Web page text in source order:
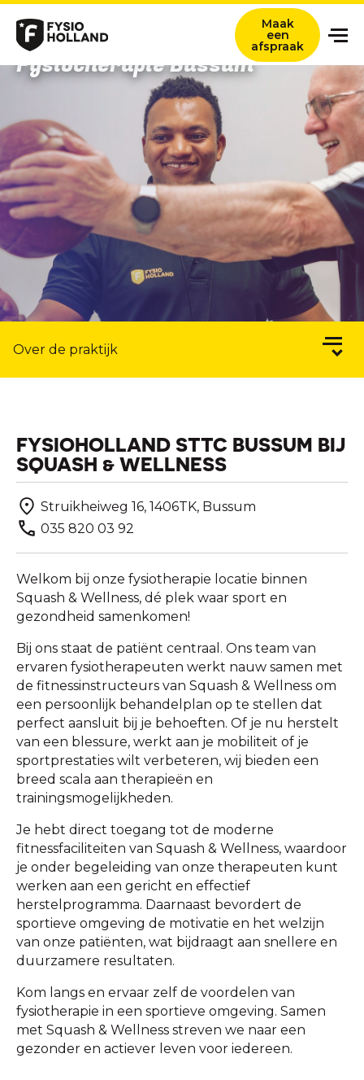
Onze zorg
Locaties
Nieuws en ervaringsverhalen
Over ons
Werken bij
Contact
Verwijzers
Zoeken titel
Maak
een
afspraak
Fysiotherapie Bussum
Over de praktijk
FYSIOHOLLAND STTC BUSSUM BIJ
SQUASH & WELLNESS
Struikheiweg 16, 1406TK, Bussum
035 820 03 92
Welkom bij onze fysiotherapie locatie binnen
Squash & Wellness, dé plek waar sport en
gezondheid samenkomen!
Bij ons staat de patiënt centraal. Ons team van
ervaren fysiotherapeuten werkt nauw samen met
de fitnessinstructeurs van Squash & Wellness om
een persoonlijk behandelplan op te stellen dat
perfect aansluit bij je behoeften. Of je nu herstelt
van een blessure, werkt aan je mobiliteit of je
sportprestaties wilt verbeteren, wij bieden een
breed scala aan therapieën en
trainingsmogelijkheden.
Je hebt direct toegang tot de moderne
fitnessfaciliteiten van Squash & Wellness, waardoor
je onder begeleiding van onze therapeuten kunt
werken aan een gericht en effectief
herstelprogramma. Daarnaast bevordert de
sportieve omgeving de motivatie en het welzijn
van onze patiënten, wat bijdraagt aan snellere en
duurzamere resultaten.
Kom langs en ervaar zelf de voordelen van
fysiotherapie in een sportieve omgeving. Samen
met Squash & Wellness streven we naar een
gezonder en actiever leven voor iedereen.